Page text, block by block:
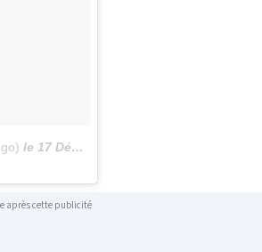
le 17 Déc. 2015 à 14h22 PST
après cette publicité